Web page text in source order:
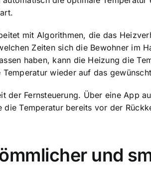
mit Algorithmen, die das
Zeiten sich die Bewohner im
haben, kann die Heizung die
wieder auf das
der Fernsteuerung. Über eine App
Temperatur bereits vor der
und